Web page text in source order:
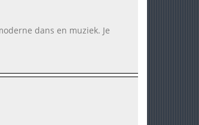
dans en muziek. Je